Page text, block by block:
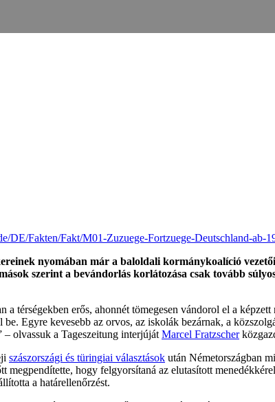
DE/Fakten/Fakt/M01-Zuzuege-Fortzuege-Deutschland-ab-
nyomában már a baloldali kormánykoalíció
szerint a bevándorlás korlátozása csak tovább
a térségekben erős, ahonnét tömegesen vándorol el a
Egyre kevesebb az orvos, az iskolák bezárnak, a
– olvassuk a Tageszeitung interjúját Marcel Fratzscher
szászországi és türingiai választások után Németországban
hogy felgyorsítaná az elutasított
a határellenőrzést.